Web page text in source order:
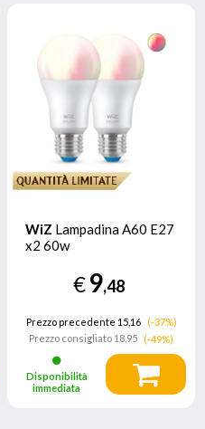
WiZ Lampadina A60 E27
x2 60w
€9,48
Prezzo precedente 15,16
(-37%)
Prezzo consigliato 18,95 (-49%)
Disponibilità
immediata